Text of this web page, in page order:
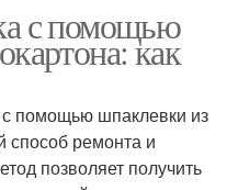
с помощью
как
помощью шпаклевки из
способ ремонта и
позволяет получить